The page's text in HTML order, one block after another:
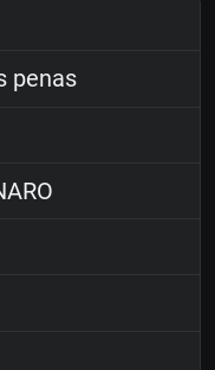
penas